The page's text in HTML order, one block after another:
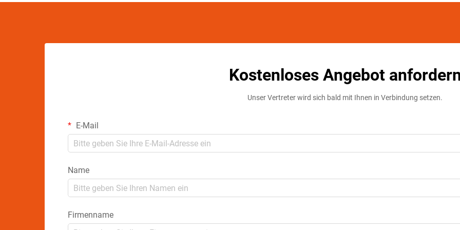
Kostenloses Angebot
Unser Vertreter wird sich bald mit Ihnen in Verbindung setzen.
E-Mail
Name
Firmenname